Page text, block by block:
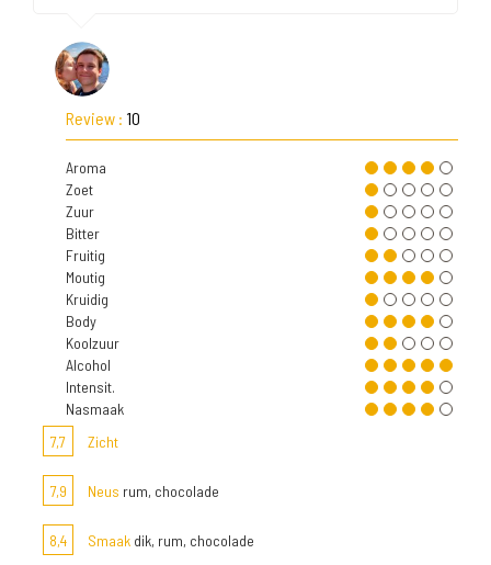
Review : 10
Aroma
Zoet
Zuur
Bitter
Fruitig
Moutig
Kruidig
Body
Koolzuur
Alcohol
Intensit.
Nasmaak
7,7
Zicht
7,9 Neus rum, chocolade
8,4 Smaak dik, rum, chocolade